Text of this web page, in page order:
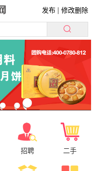
发布 |修改删除
招聘 二手